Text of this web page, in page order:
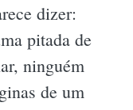
dizer:
pitada de
ninguém
de um